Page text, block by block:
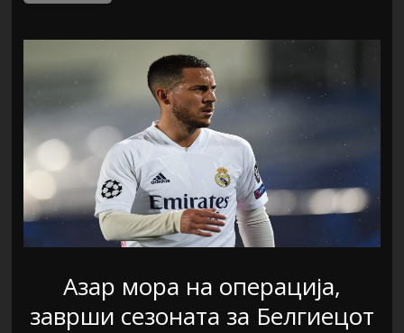
Азар мора на операција,
заврши сезоната за Белгиецот